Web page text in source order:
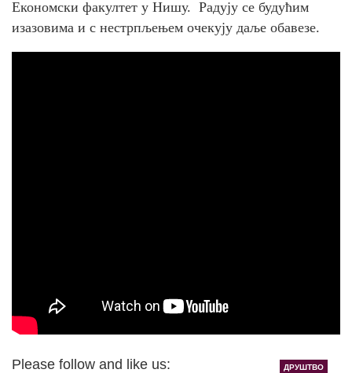
Економски факултет у Нишу. Радују се будућим
изазовима и с нестрпљењем очекују даље обавезе.
Please follow and like us: ДРУШТВО